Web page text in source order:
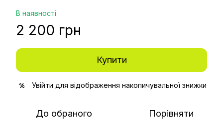
В наявності
2 200 грн
Купити
% Увійти для відображення накопичувальної знижки
До обраного Порівняти